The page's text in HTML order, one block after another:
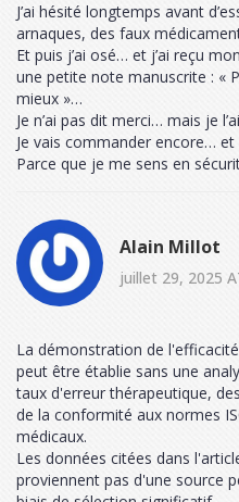
J’ai hésité longtemps avant
arnaques, des faux
Et puis j’ai osé… et j’ai reçu
une petite note manuscrite : «
mieux »…
Je n’ai pas dit merci… mais je
Je vais commander encore…
Parce que je me sens en
Alain Millot
juillet 29, 2025
La démonstration de
peut être établie sans une
taux d'erreur thérapeutique,
de la conformité aux normes
médicaux.
Les données citées dans
proviennent pas d'une source